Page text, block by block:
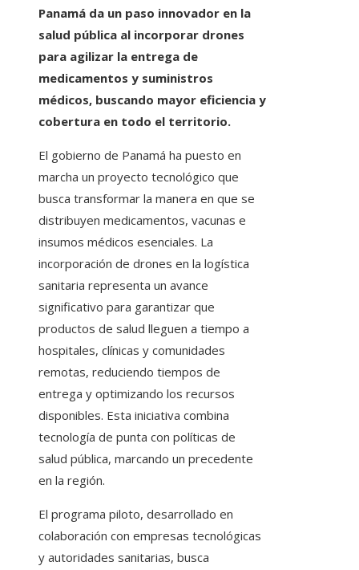
Panamá da un paso innovador en la
salud pública al incorporar drones
para agilizar la entrega de
medicamentos y suministros
médicos, buscando mayor eficiencia y
cobertura en todo el territorio.
El gobierno de Panamá ha puesto en
marcha un proyecto tecnológico que
busca transformar la manera en que se
distribuyen medicamentos, vacunas e
insumos médicos esenciales. La
incorporación de drones en la logística
sanitaria representa un avance
significativo para garantizar que
productos de salud lleguen a tiempo a
hospitales, clínicas y comunidades
remotas, reduciendo tiempos de
entrega y optimizando los recursos
disponibles. Esta iniciativa combina
tecnología de punta con políticas de
salud pública, marcando un precedente
en la región.
El programa piloto, desarrollado en
colaboración con empresas tecnológicas
y autoridades sanitarias, busca